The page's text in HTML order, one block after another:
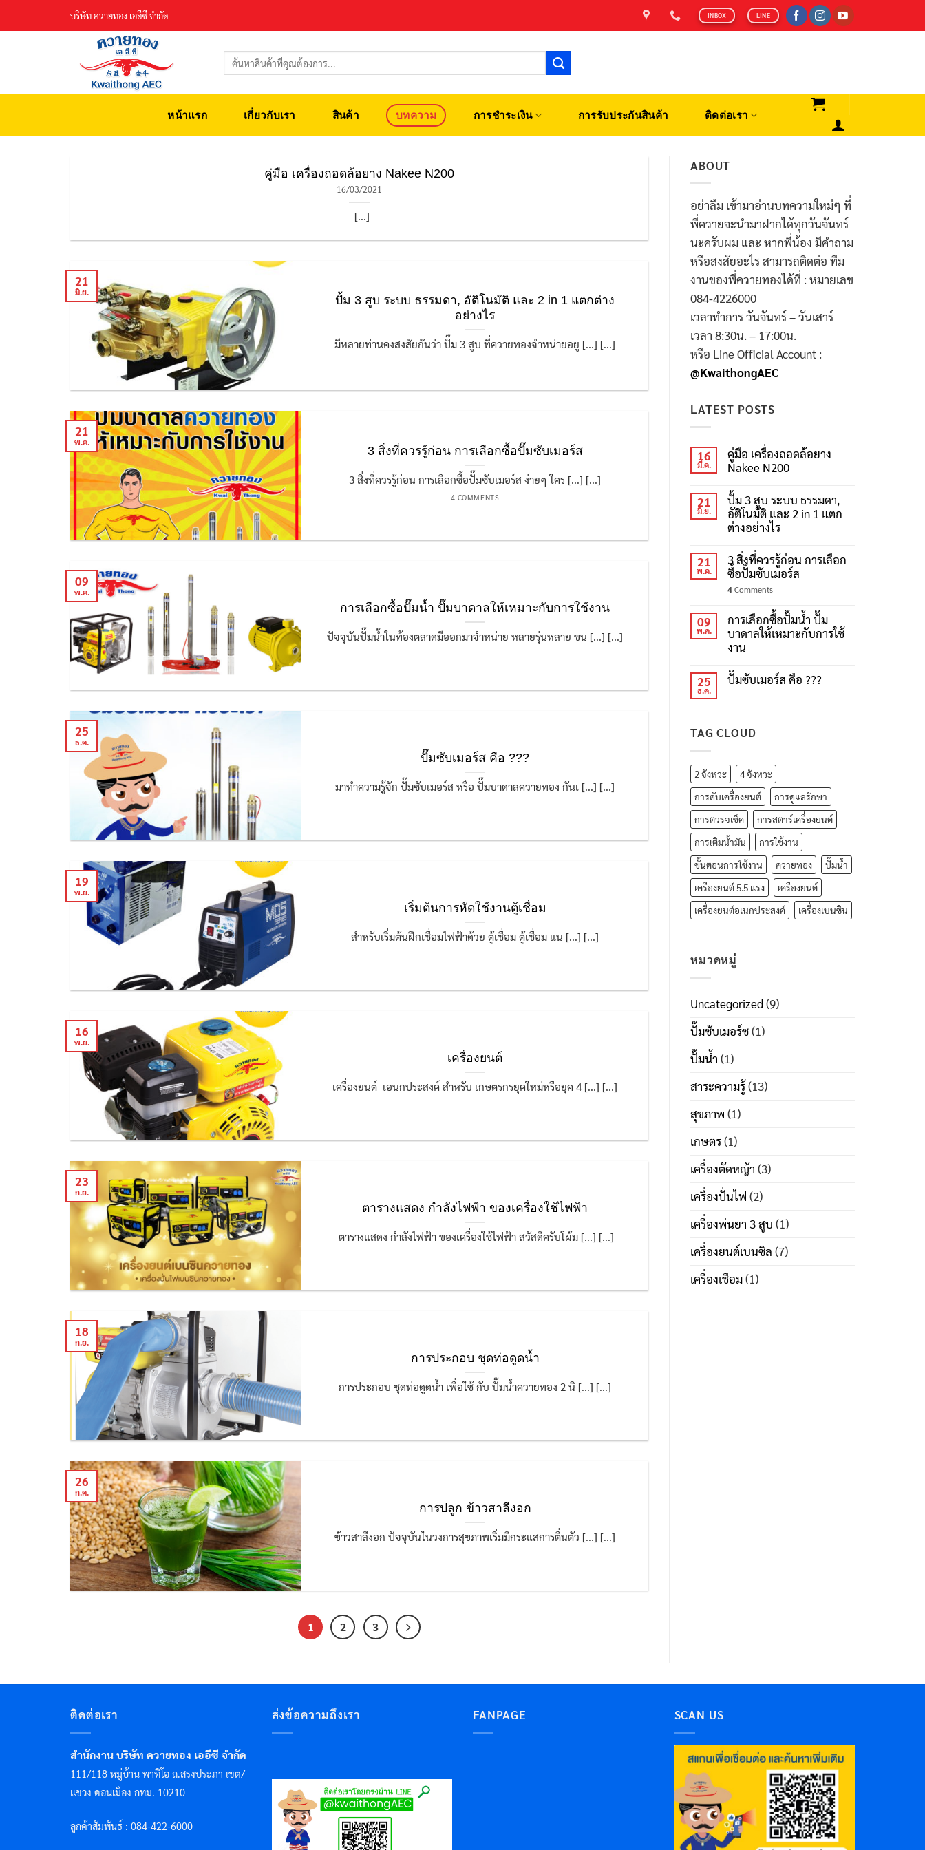
บริษัท ควายทอง เออีซี จำกัด INBOX LINE
ค้นหา:
หน้าแรก เกี่ยวกับเรา สินค้า บทความ การชำระเงิน การรับประกันสินค้า ติดต่อเรา
คู่มือ เครื่องถอดล้อยาง Nakee N200
16/03/2021
[...]
ปั้ม 3 สูบ ระบบ ธรรมดา, อัติโนมัติ และ 2 in 1 แตกต่าง
อย่างไร
มีหลายท่านคงสงสัยกันว่า ปั๊ม 3 สูบ ที่ควายทองจำหน่ายอยู [...] [...]
21
มิ.ย.
3 สิ่งที่ควรรู้ก่อน การเลือกซื้อปั๊มซับเมอร์ส
3 สิ่งที่ควรรู้ก่อน การเลือกซื้อปั๊มซับเมอร์ส ง่ายๆ ใคร [...] [...]
4 COMMENTS
21
พ.ค.
การเลือกซื้อปั๊มน้ำ ปั๊มบาดาลให้เหมาะกับการใช้งาน
ปัจจุบันปั๊มน้ำในท้องตลาดมีออกมาจำหน่าย หลายรุ่นหลาย ขน [...] [...]
09
พ.ค.
ปั๊มซับเมอร์ส คือ ???
มาทำความรู้จัก ปั๊มซับเมอร์ส หรือ ปั๊มบาดาลควายทอง กันเ [...] [...]
25
ธ.ค.
เริ่มต้นการหัดใช้งานตู้เชื่อม
สำหรับเริ่มต้นฝึกเชื่อมไฟฟ้าด้วย ตู้เชื่อม ตู้เชื่อม แน [...] [...]
19
พ.ย.
เครื่องยนต์
เครื่องยนต์ เอนกประสงค์ สำหรับ เกษตรกรยุคใหม่หรือยุค 4 [...] [...]
16
พ.ย.
ตารางแสดง กำลังไฟฟ้า ของเครื่องใช้ไฟฟ้า
ตารางแสดง กำลังไฟฟ้า ของเครื่องใช้ไฟฟ้า สวัสดีครับโผ้ม [...] [...]
23
ก.ย.
การประกอบ ชุดท่อดูดน้ำ
การประกอบ ชุดท่อดูดน้ำ เพื่อใช้ กับ ปั๊มน้ำควายทอง 2 นิ [...] [...]
18
ก.ย.
การปลูก ข้าวสาลีงอก
ข้าวสาลีงอก ปัจจุบันในวงการสุขภาพเริ่มมีกระแสการตื่นตัว [...] [...]
26
ก.ค.
1 2 3
ABOUT
อย่าลืม เข้ามาอ่านบทความใหม่ๆ ที่
พี่ควายจะนำมาฝากได้ทุกวันจันทร์
นะครับผม และ หากพี่น้อง มีคำถาม
หรือสงสัยอะไร สามารถติดต่อ ทีม
งานของพี่ควายทองได้ที่ : หมายเลข
084-4226000
เวลาทำการ วันจันทร์ – วันเสาร์
เวลา 8:30น. – 17:00น.
หรือ Line Official Account :
@KwaithongAEC
LATEST POSTS
16
มี.ค.
คู่มือ เครื่องถอดล้อยาง
Nakee N200
21
มิ.ย.
ปั้ม 3 สูบ ระบบ ธรรมดา,
อัติโนมัติ และ 2 in 1 แตก
ต่างอย่างไร
21
พ.ค.
3 สิ่งที่ควรรู้ก่อน การเลือก
ซื้อปั๊มซับเมอร์ส
4Comments
09
พ.ค.
การเลือกซื้อปั๊มน้ำ ปั๊ม
บาดาลให้เหมาะกับการใช้
งาน
25
ธ.ค.
ปั๊มซับเมอร์ส คือ ???
TAG CLOUD
2 จังหวะ
4 จังหวะ
การดับเครื่องยนต์
การดูแลรักษา
การตวรจเช็ค
การสตาร์เครื่องยนต์
การเติมน้ำมัน
การใช้งาน
ขั้นตอนการใช้งาน
ควายทอง
ปั๊มน้ำ
เครืองยนต์ 5.5 แรง
เครื่องยนต์
เครื่องยนต์อเนกประสงค์
เครื่องเบนซิน
หมวดหมู่
Uncategorized(9)
ปั๊มซับเมอร์ซ(1)
ปั๊มน้ำ (1)
สาระความรู้(13)
สุขภาพ (1)
เกษตร(1)
เครื่องตัดหญ้า (3)
เครื่องปั่นไฟ (2)
เครื่องพ่นยา 3 สูบ (1)
เครื่องยนต์เบนซิล (7)
เครื่องเชือม(1)
ติดต่อเรา
สำนักงาน บริษัท ควายทอง เออีซี จำกัด
111/118 หมู่บ้าน พาทิโอ ถ.สรงประภา เขต/
แขวง ดอนเมือง กทม. 10210
ลูกค้าสัมพันธ์ : 084-422-6000
ส่งข้อความถึงเรา FANPAGE SCAN US